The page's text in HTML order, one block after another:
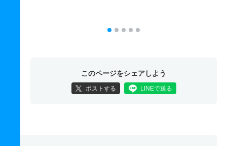
このページをシェアしよう
ポストする LINEで送る